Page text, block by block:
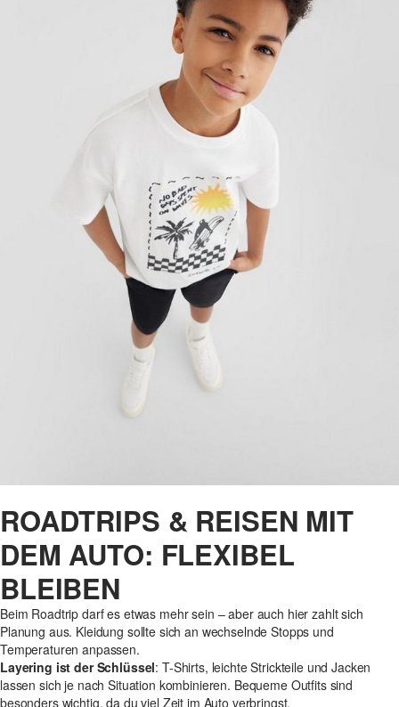
ROADTRIPS & REISEN MIT
DEM AUTO: FLEXIBEL
BLEIBEN
Beim Roadtrip darf es etwas mehr sein – aber auch hier zahlt sich
Planung aus. Kleidung sollte sich an wechselnde Stopps und
Temperaturen anpassen.
Layering ist der Schlüssel: T-Shirts, leichte Strickteile und Jacken
lassen sich je nach Situation kombinieren. Bequeme Outfits sind
besonders wichtig, da du viel Zeit im Auto verbringst.